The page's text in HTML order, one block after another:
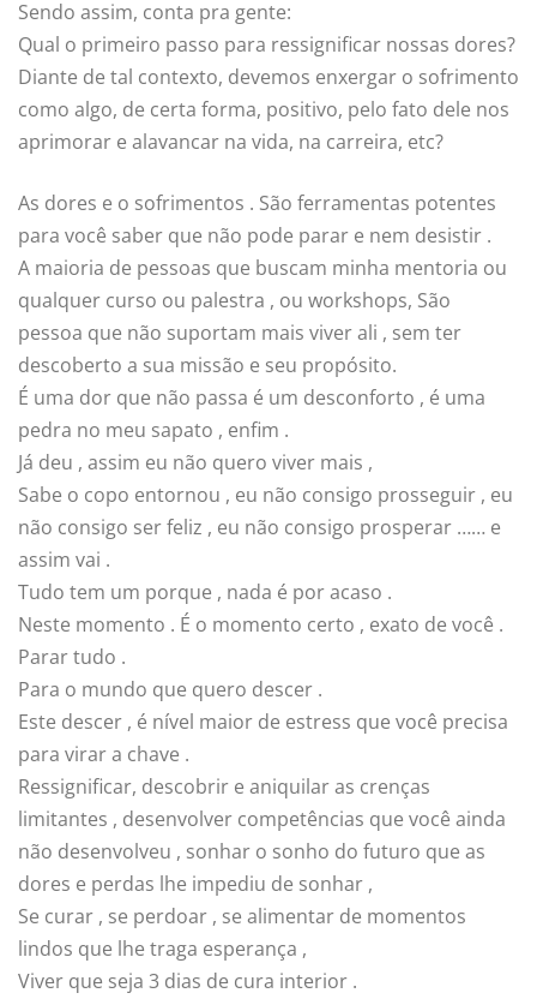
Sendo assim, conta pra gente:
Qual o primeiro passo para ressignificar nossas dores?
Diante de tal contexto, devemos enxergar o sofrimento
como algo, de certa forma, positivo, pelo fato dele nos
aprimorar e alavancar na vida, na carreira, etc?
As dores e o sofrimentos . São ferramentas potentes
para você saber que não pode parar e nem desistir .
A maioria de pessoas que buscam minha mentoria ou
qualquer curso ou palestra , ou workshops, São
pessoa que não suportam mais viver ali , sem ter
descoberto a sua missão e seu propósito.
É uma dor que não passa é um desconforto , é uma
pedra no meu sapato , enfim .
Já deu , assim eu não quero viver mais ,
Sabe o copo entornou , eu não consigo prosseguir , eu
não consigo ser feliz , eu não consigo prosperar …… e
assim vai .
Tudo tem um porque , nada é por acaso .
Neste momento . É o momento certo , exato de você .
Parar tudo .
Para o mundo que quero descer .
Este descer , é nível maior de estress que você precisa
para virar a chave .
Ressignificar, descobrir e aniquilar as crenças
limitantes , desenvolver competências que você ainda
não desenvolveu , sonhar o sonho do futuro que as
dores e perdas lhe impediu de sonhar ,
Se curar , se perdoar , se alimentar de momentos
lindos que lhe traga esperança ,
Viver que seja 3 dias de cura interior .